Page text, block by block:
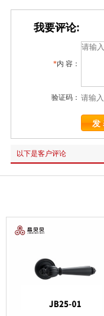
我要评论:
*内 容：
验证码：
以下是客户评论